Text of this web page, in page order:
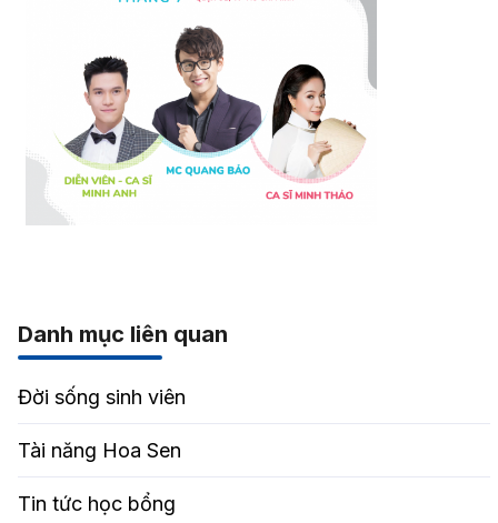
Danh mục liên quan
Đời sống sinh viên
Tài năng Hoa Sen
Tin tức học bổng